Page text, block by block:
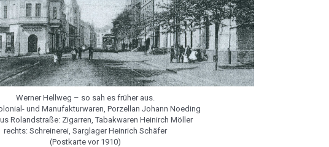
Werner Hellweg – so sah es früher aus.
und Manufakturwaren, Porzellan Johann Noeding
Rolandstraße: Zigarren, Tabakwaren Heinirch Möller
rechts: Schreinerei, Sarglager Heinrich Schäfer
(Postkarte vor 1910)